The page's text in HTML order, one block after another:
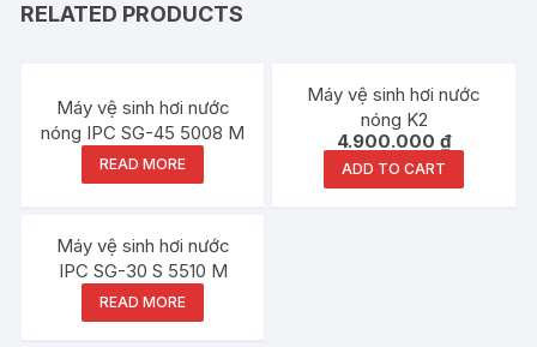
RELATED PRODUCTS
Máy vệ sinh hơi nước
nóng IPC SG-45 5008 M
READ MORE
Máy vệ sinh hơi nước
nóng K2
4.900.000₫
ADD TO CART
Máy vệ sinh hơi nước
IPC SG-30 S 5510 M
READ MORE